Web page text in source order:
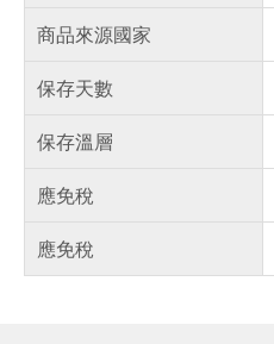
商品來源國家
保存天數
保存溫層
應免稅
應免稅
偏遠地區配送